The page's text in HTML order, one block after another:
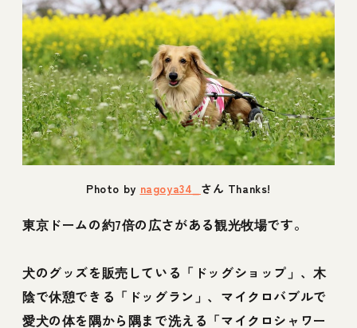
Photo by nagoya34_ さん Thanks!
東京ドームの約7倍の広さがある観光牧場です。
犬のグッズを販売している「ドッグショップ」、木
陰で休憩できる「ドッグラン」、マイクロバブルで
愛犬の体を隅から隅まで洗える「マイクロシャワー